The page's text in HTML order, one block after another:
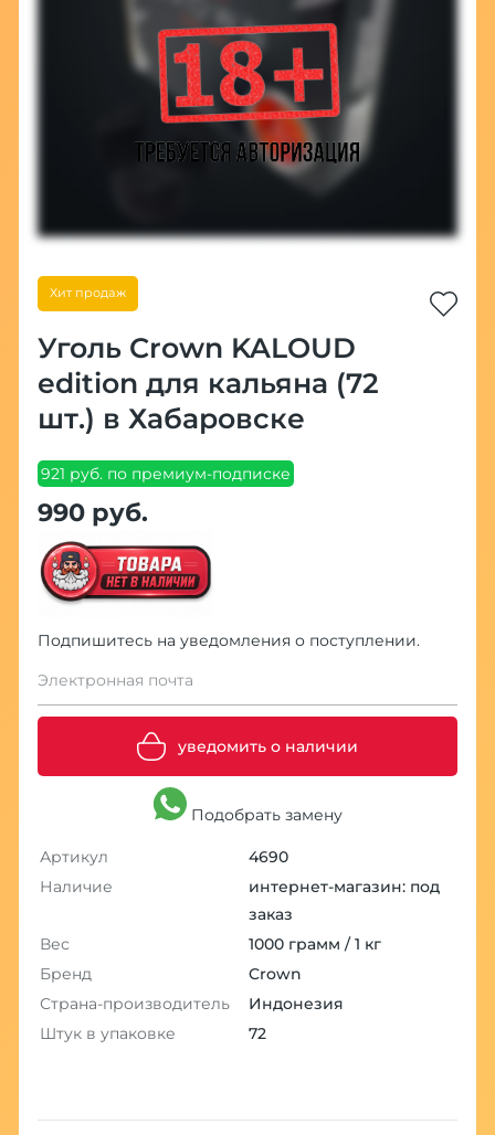
Хит продаж
Уголь Crown KALOUD
edition для кальяна (72
шт.) в Хабаровске
921 руб. по премиум-подписке
990 руб.
Подпишитесь на уведомления о поступлении.
Электронная почта
уведомить о наличии
Подобрать замену
Артикул
4690
Наличие
интернет-магазин: под
заказ
Вес
1000 грамм / 1 кг
Бренд
Crown
Страна-производитель
Индонезия
Штук в упаковке
72